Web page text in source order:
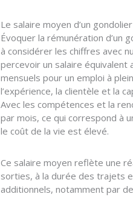
Le salaire moyen d’un
Évoquer la rémunération d’un
à considérer les chiffres avec
percevoir un salaire équivalent
mensuels pour un emploi à
l’expérience, la clientèle et la
Avec les compétences et la
par mois, ce qui correspond à
le coût de la vie est élevé.
Ce salaire moyen reflète une
sorties, à la durée des trajets
additionnels, notamment par